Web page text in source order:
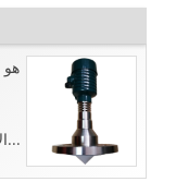
الأخرى. يعمل بتقنية التعديل الترددي المستمر...